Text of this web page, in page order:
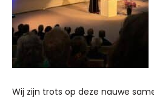
Wij zijn trots op deze nauwe